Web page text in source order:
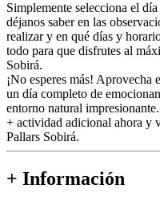
Simplemente selecciona el
déjanos saber en las
realizar y en qué días y
todo para que disfrutes al
Sobirá.
¡No esperes más! Aprovecha
un día completo de
entorno natural
+ actividad adicional ahora y
Pallars Sobirá.
+ Información